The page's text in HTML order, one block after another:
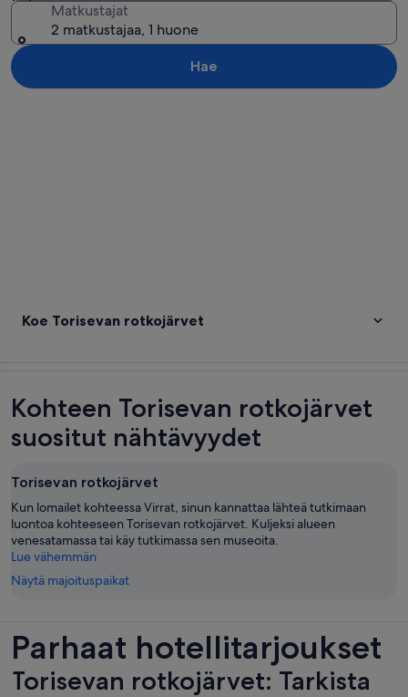
Matkustajat
2 matkustajaa, 1 huone
Hae
Koe Torisevan rotkojärvet
Kohteen Torisevan rotkojärvet
suositut nähtävyydet
Torisevan rotkojärvet
Kun lomailet kohteessa Virrat, sinun kannattaa lähteä tutkimaan
luontoa kohteeseen Torisevan rotkojärvet. Kuljeksi alueen
venesatamassa tai käy tutkimassa sen museoita.
Lue vähemmän
Näytä majoituspaikat
Parhaat hotellitarjoukset
Torisevan rotkojärvet: Tarkista